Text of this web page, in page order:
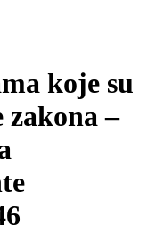
koje su
zakona –